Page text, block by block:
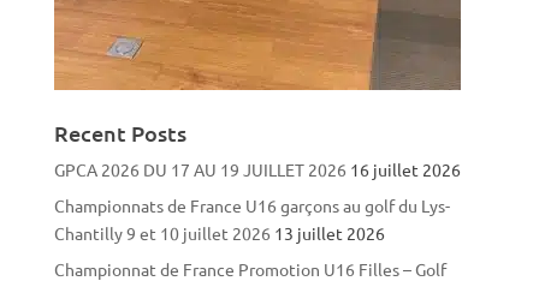
Recent Posts
GPCA 2026 DU 17 AU 19 JUILLET 2026 16 juillet 2026
Championnats de France U16 garçons au golf du Lys-
Chantilly 9 et 10 juillet 2026 13 juillet 2026
Championnat de France Promotion U16 Filles – Golf